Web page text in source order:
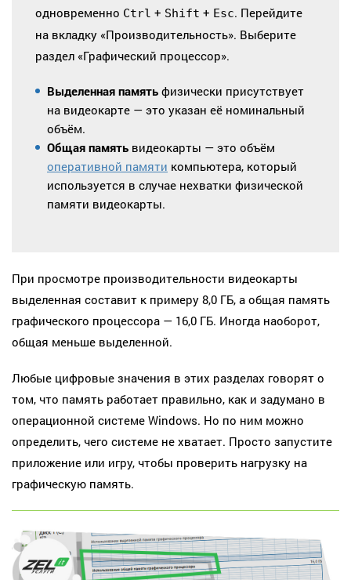
одновременно Ctrl + Shift + Esc. Перейдите
на вкладку «Производительность». Выберите
раздел «Графический процессор».
Выделенная память физически присутствует
на видеокарте — это указан её номинальный
объём.
Общая память видеокарты — это объём
оперативной памяти компьютера, который
используется в случае нехватки физической
памяти видеокарты.
При просмотре производительности видеокарты
выделенная составит к примеру 8,0 ГБ, а общая память
графического процессора — 16,0 ГБ. Иногда наоборот,
общая меньше выделенной.
Любые цифровые значения в этих разделах говорят о
том, что память работает правильно, как и задумано в
операционной системе Windows. Но по ним можно
определить, чего системе не хватает. Просто запустите
приложение или игру, чтобы проверить нагрузку на
графическую память.